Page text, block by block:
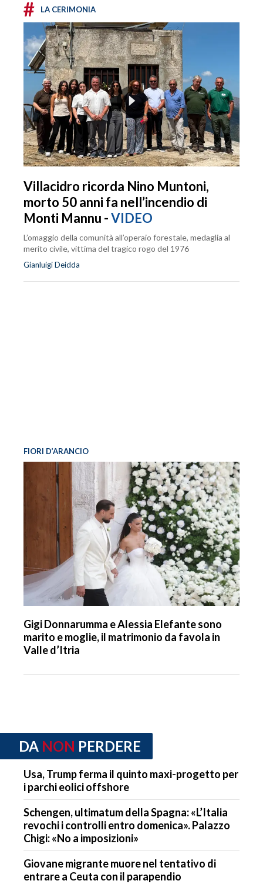
# LA CERIMONIA
Villacidro ricorda Nino Muntoni,
morto 50 anni fa nell’incendio di
Monti Mannu -VIDEO
L’omaggio della comunità all’operaio forestale, medaglia al
merito civile, vittima del tragico rogo del 1976
Gianluigi Deidda
FIORI D’ARANCIO
Gigi Donnarumma e Alessia Elefante sono
marito e moglie, il matrimonio da favola in
Valle d’Itria
DA NON PERDERE
Usa, Trump ferma il quinto maxi-progetto per
i parchi eolici offshore
Schengen, ultimatum della Spagna: «L’Italia
revochi i controlli entro domenica». Palazzo
Chigi: «No a imposizioni»
Giovane migrante muore nel tentativo di
entrare a Ceuta con il parapendio